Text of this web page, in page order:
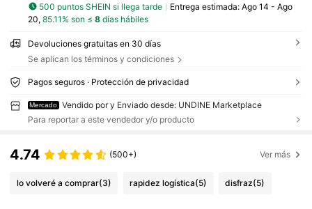
500 puntos SHEIN si llega tarde Entrega estimada: Ago 14 - Ago
20, 85.11% son ≤ 8días hábiles
Devoluciones gratuitas en 30 días
Se aplican los términos y condiciones
Pagos seguros · Protección de privacidad
Mercado
Vendido por y Enviado desde: UNDINE Marketplace
Para reportar a este vendedor y/o producto
4.74 (500+) Ver más
lo volveré a comprar(3) rapidez logística(5) disfraz(5)